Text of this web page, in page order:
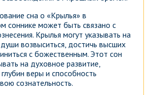
сна о «Крылья» в
соннике может быть связано с
Крылья могут указывать на
возвыситься, достичь высших
с божественным. Этот сон
на духовное развитие,
веры и способность
сознательность.